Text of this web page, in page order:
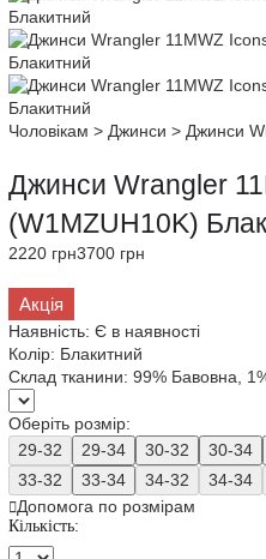
Чоловікам >Джинси >Джинси
Джинси Wrangler
(W1MZUH10K)
2220 грн3700 грн
Акція
Наявність:Є в наявності
Колір: Блакитний
Склад тканини:99% Бавовна,
Оберіть розмір:
29-32
29-34 30-32 30-34
33-32
33-34 34-32 34-34
Допомога по розмірам
Кількість: